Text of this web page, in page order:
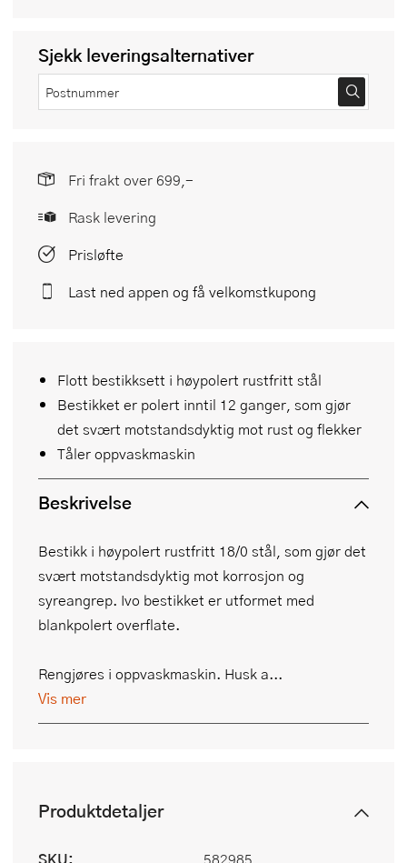
Flott bestikksett i høypolert rustfritt stål
Bestikket er polert inntil 12 ganger, som gjør
det svært motstandsdyktig mot rust og flekker
Tåler oppvaskmaskin
Beskrivelse
Bestikk i høypolert rustfritt 18/0 stål, som gjør det
svært motstandsdyktig mot korrosjon og
syreangrep. Ivo bestikket er utformet med
blankpolert overflate.
Rengjøres i oppvaskmaskin. Husk a...
Vis mer
Sjekk leveringsalternativer
Fri frakt over 699,-
Rask levering
Prisløfte
Last ned appen og få velkomstkupong
Produktdetaljer